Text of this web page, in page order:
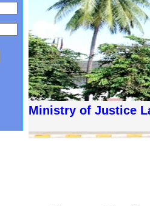
Ministry of Justice